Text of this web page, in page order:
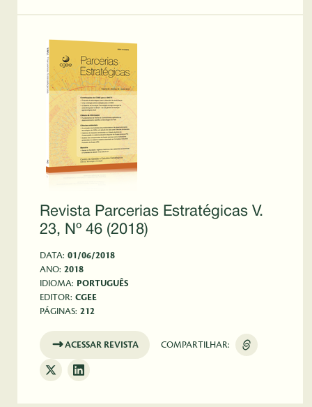
Revista Parcerias Estratégicas V.
23, Nº 46 (2018)
DATA: 01/06/2018
ANO: 2018
IDIOMA: PORTUGUÊS
EDITOR: CGEE
PÁGINAS: 212
ACESSAR REVISTA COMPARTILHAR: